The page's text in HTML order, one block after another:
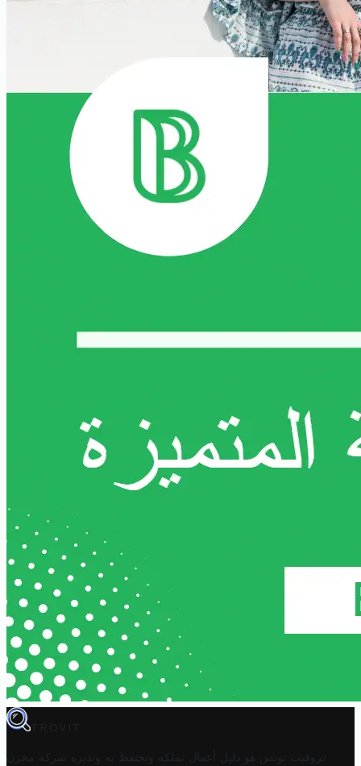
TROVIT
تروفيت تونس هو دليل أعمال تملكه وتحتفظ به وتديره
شركة مخزن